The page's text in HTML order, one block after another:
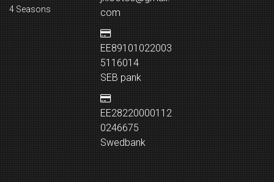
4 Seasons
com
EE89101022003
5116014
SEB pank
EE28220000112
0246675
Swedbank